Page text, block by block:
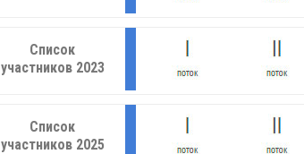
Список
участников 2023
Список
участников 2025